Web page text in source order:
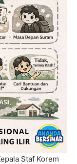
Staf Korem